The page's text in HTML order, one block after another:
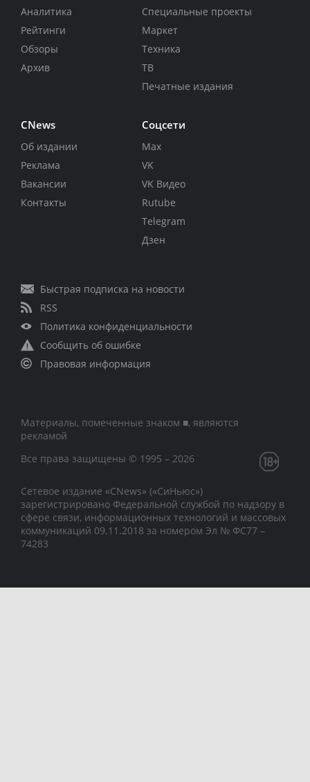
Аналитика
Рейтинги
Обзоры
Архив
Специальные проекты
Маркет
Техника
ТВ
Печатные издания
CNews
Об издании
Реклама
Вакансии
Контакты
Соцсети
Max
VK
VK Видео
Rutube
Telegram
Дзен
Быстрая подписка на новости
RSS
Политика конфиденциальности
Сообщить об ошибке
Правовая информация
Материалы, помеченные знаком ■, являются
рекламой
Все права защищены © 1995 – 2026
Сетевое издание «CNews» («СиНьюс»)
зарегистрировано Федеральной службой по надзору в
сфере связи, информационных технологий и массовых
коммуникаций 09.11.2018 за номером Эл № ФС77 –
74283